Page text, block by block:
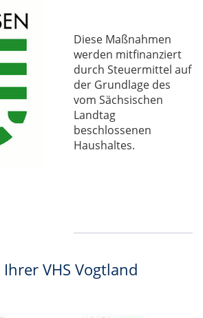
Diese Maßnahmen
werden mitfinanziert
durch Steuermittel auf
der Grundlage des
vom Sächsischen
Landtag
beschlossenen
Haushaltes.
VHS Vogtland